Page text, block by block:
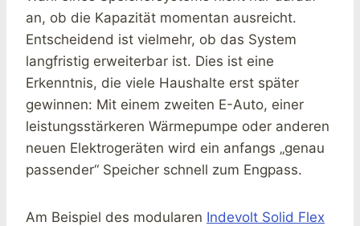
an, ob die Kapazität momentan ausreicht.
Entscheidend ist vielmehr, ob das System
langfristig erweiterbar ist. Dies ist eine
Erkenntnis, die viele Haushalte erst später
gewinnen: Mit einem zweiten E-Auto, einer
leistungsstärkeren Wärmepumpe oder anderen
neuen Elektrogeräten wird ein anfangs „genau
passender“ Speicher schnell zum Engpass.
Am Beispiel des modularen Indevolt Solid Flex